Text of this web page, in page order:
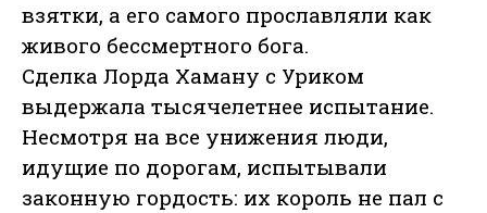
взятки, а его самого прославляли как
живого бессмертного бога.
Сделка Лорда Хаману с Уриком
выдержала тысячелетнее испытание.
Несмотря на все унижения люди,
идущие по дорогам, испытывали
законную гордость: их король не пал с